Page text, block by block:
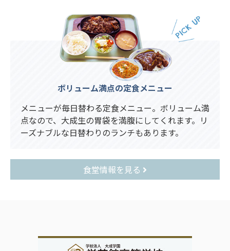
ボリューム満点の定食メニュー
メニューが毎日替わる定食メニュー。ボリューム満
点なので、大成生の胃袋を満腹にしてくれます。リ
ーズナブルな日替わりのランチもあります。
食堂情報を見る